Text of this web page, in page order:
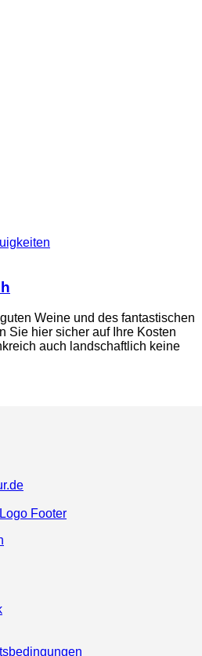
Weine und des fantastischen
Sie hier sicher auf Ihre Kosten
auch landschaftlich keine